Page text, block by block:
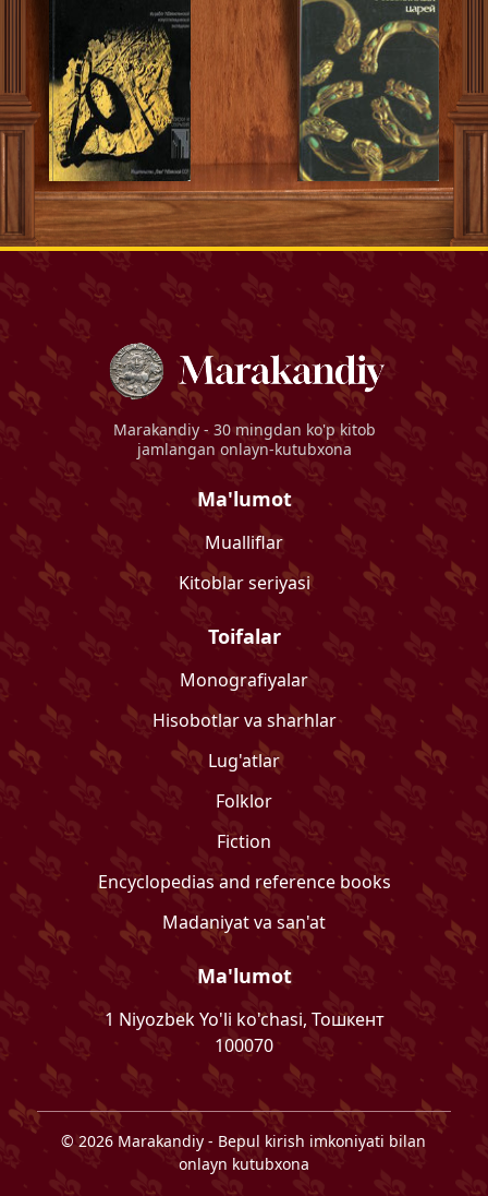
Marakandiy - 30 mingdan ko'p kitob
jamlangan onlayn-kutubxona
Ma'lumot
Mualliflar
Kitoblar seriyasi
Toifalar
Monografiyalar
Hisobotlar va sharhlar
Lug'atlar
Folklor
Fiction
Encyclopedias and reference books
Madaniyat va san'at
Ma'lumot
1 Niyozbek Yo'li ko'chasi, Тошкент
100070
©2026 Marakandiy- Bepul kirish imkoniyati bilan
onlayn kutubxona